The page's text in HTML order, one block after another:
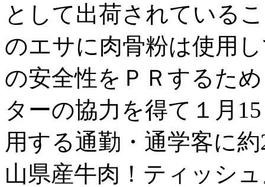
として出荷されている
のエサに肉骨粉は使用
の安全性をＰＲするた
ターの協力を得て１月
用する通勤・通学客に
山県産牛肉！ティッシ